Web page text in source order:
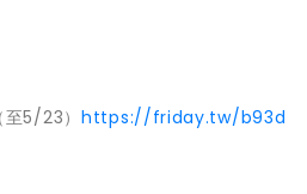
5/23） https://friday.tw/b93d